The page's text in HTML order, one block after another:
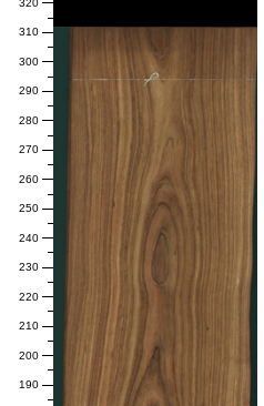
190
200
210
220
230
240
250
260
270
280
290
300
310
320